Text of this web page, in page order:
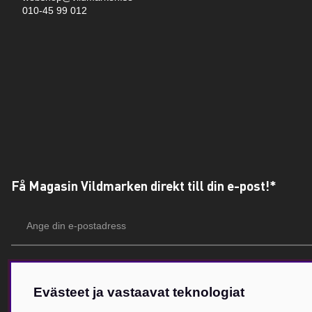
010-45 99 012
Få Magasin Vildmarken direkt till din e-post!*
postadress
Evästeet ja vastaavat teknologiat